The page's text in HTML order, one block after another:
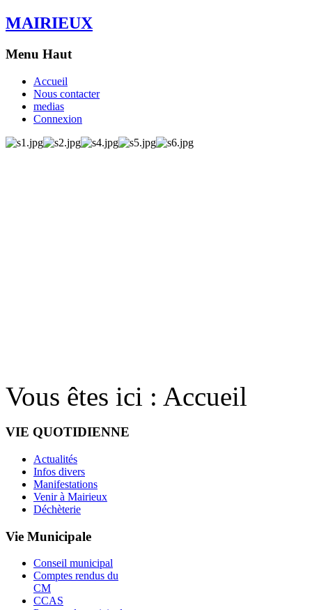
MAIRIEUX
Menu Haut
Accueil
Nous contacter
medias
Connexion
Vous êtes ici : Accueil
VIE QUOTIDIENNE
Actualités
Infos divers
Manifestations
Venir à Mairieux
Déchèterie
Vie Municipale
Conseil municipal
Comptes rendus du
CM
CCAS